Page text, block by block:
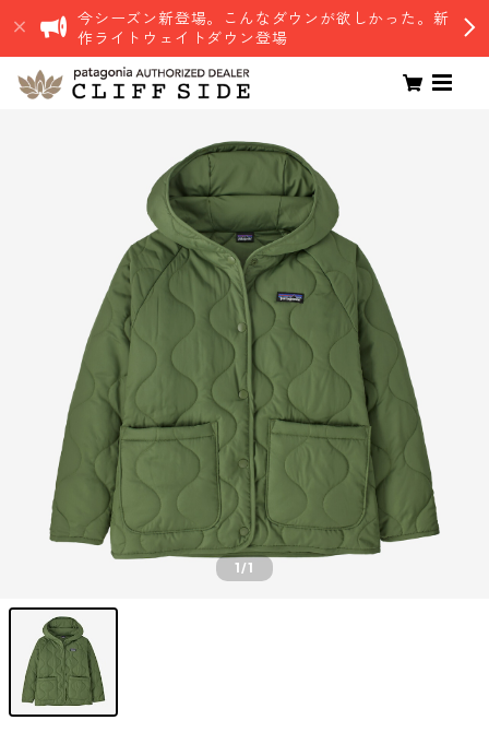
今シーズン新登場。こんなダウンが欲しかった。新
作ライトウェイトダウン登場
1/1